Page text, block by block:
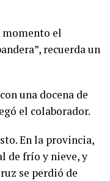
momento el
recuerda un
una docena de
el colaborador.
En la provincia,
de frío y nieve, y
se perdió de